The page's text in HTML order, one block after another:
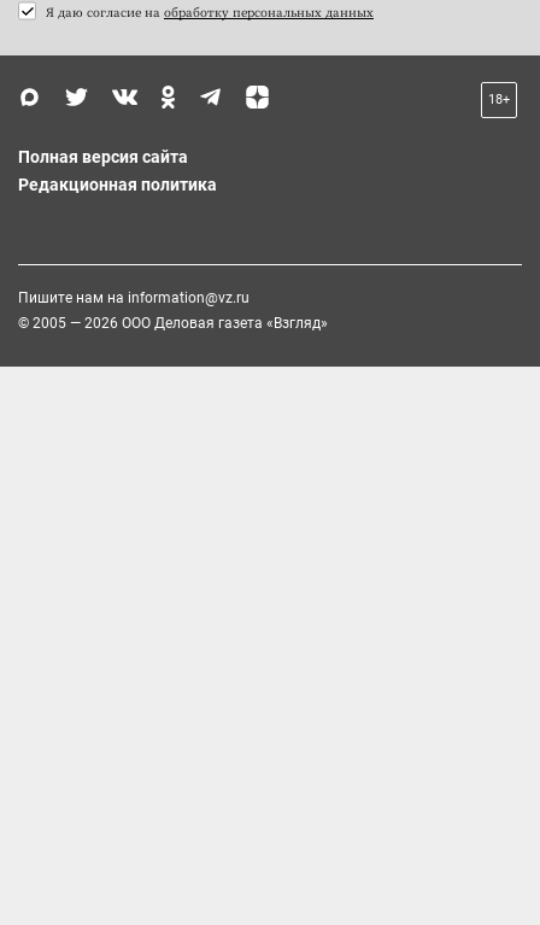
Я даю согласие на обработку персональных данных
18+
Полная версия сайта
Редакционная политика
Пишите нам на information@vz.ru
© 2005 — 2026 ООО Деловая газета «Взгляд»